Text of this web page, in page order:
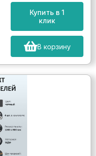
Купить в 1
клик
В корзину